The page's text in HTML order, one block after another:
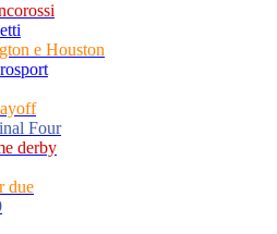
e Houston
Four
derby
due